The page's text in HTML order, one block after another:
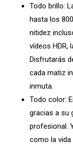
Todo brillo:
hasta los
nitidez
vídeos HDR,
Disfrutarás
cada matiz
inmuta.
Todo color:
gracias a su
profesional.
como la vida